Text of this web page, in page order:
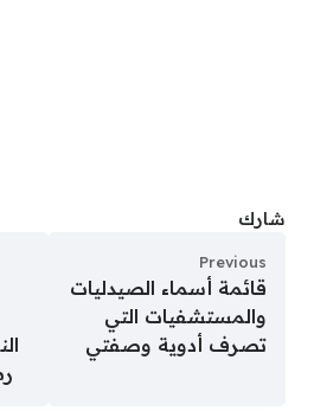
شارك
Previous
قائمة أسماء الصيدليات
والمستشفيات التي
تصرف أدوية وصفتي